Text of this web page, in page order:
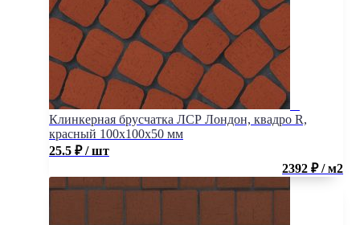
Клинкерная брусчатка ЛСР Лондон, квадро R,
красный 100x100x50 мм
25.5 ₽ / шт
2392 ₽ / м2